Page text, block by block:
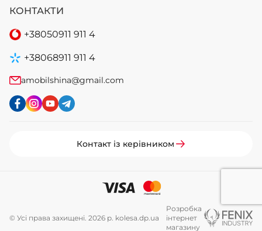
КОНТАКТИ
+38050911 911 4
+38068911 911 4
amobilshina@gmail.com
Контакт із керівником
© Усі права захищені. 2026 р. kolesa.dp.ua
Розробка
інтернет
магазину